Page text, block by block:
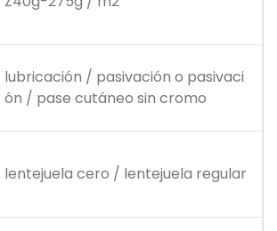
lubricación / pasivación o pasivaci
ón / pase cutáneo sin cromo
lentejuela cero / lentejuela regular